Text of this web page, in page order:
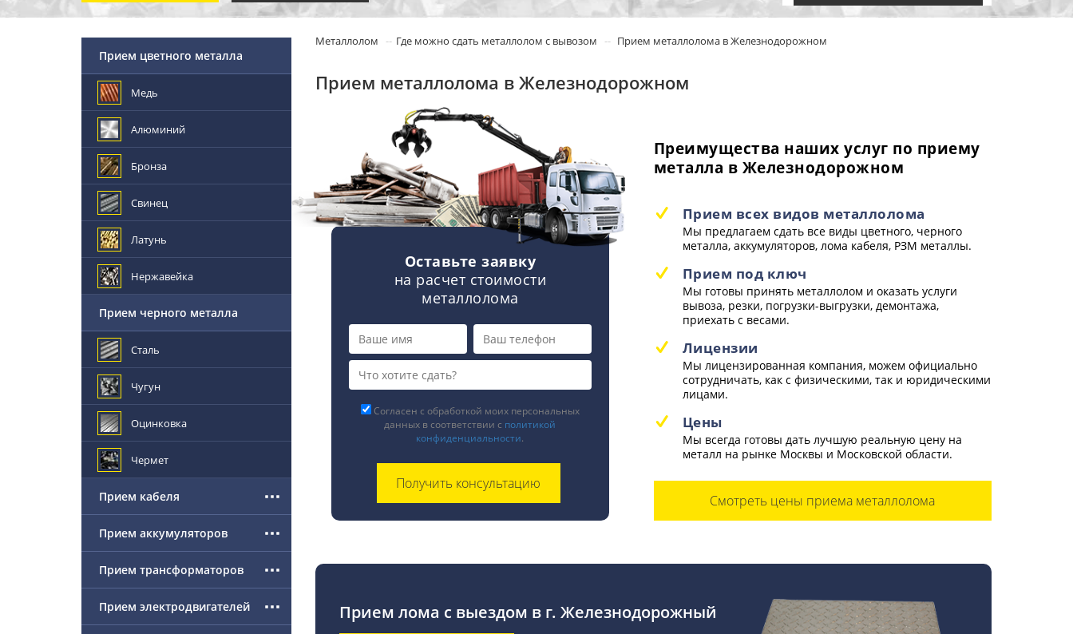
Металлолом Где можно сдать металлолом с вывозом Прием металлолома в Железнодорожном
Прием металлолома в Железнодорожном
Оставьте заявку
на расчет стоимости
металлолома
Согласен с обработкой моих персональных
данных в соответствии с политикой
конфиденциальности.
Преимущества наших услуг по приему
металла в Железнодорожном
Прием всех видов металлолома
Мы предлагаем сдать все виды цветного, черного
металла, аккумуляторов, лома кабеля, РЗМ металлы.
Прием под ключ
Мы готовы принять металлолом и оказать услуги
вывоза, резки, погрузки-выгрузки, демонтажа,
приехать с весами.
Лицензии
Мы лицензированная компания, можем официально
сотрудничать, как с физическими, так и юридическими
лицами.
Цены
Мы всегда готовы дать лучшую реальную цену на
металл на рынке Москвы и Московской области.
Смотреть цены приема металлолома
Прием лома с выездом в г. Железнодорожный
Прием цветного металла
Медь
Алюминий
Бронза
Свинец
Латунь
Нержавейка
Прием черного металла
Сталь
Чугун
Оцинковка
Чермет
Прием кабеля
Прием аккумуляторов
Прием трансформаторов
Прием электродвигателей